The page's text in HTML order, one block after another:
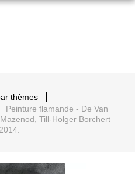
thèmes
Peinture flamande - De Van
Till-Holger Borchert